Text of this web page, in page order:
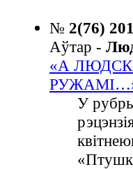
№ 2(76)
Аўтар -
«А
У